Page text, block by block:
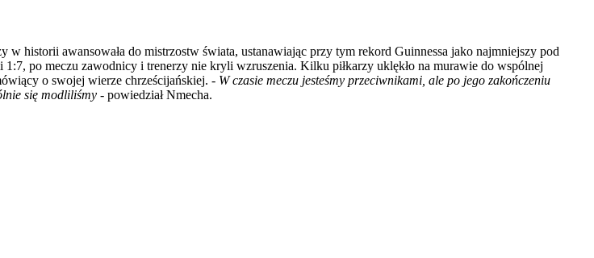
historii awansowała do mistrzostw świata, ustanawiając przy tym rekord Guinnessa jako najmniejszy pod
po meczu zawodnicy i trenerzy nie kryli wzruszenia. Kilku piłkarzy uklękło na murawie do wspólnej
o swojej wierze chrześcijańskiej. - W czasie meczu jesteśmy przeciwnikami, ale po jego zakończeniu
się modliliśmy - powiedział Nmecha.